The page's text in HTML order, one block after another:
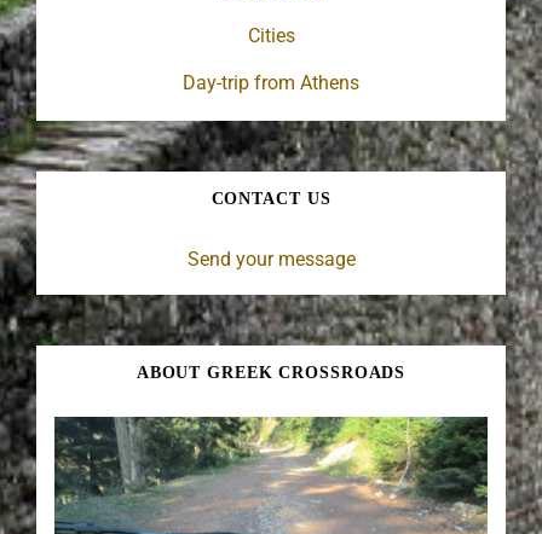
Cities
Day-trip from Athens
CONTACT US
Send your message
ABOUT GREEK CROSSROADS